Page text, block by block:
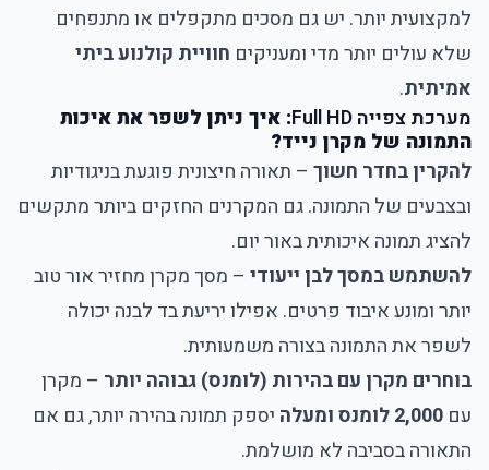
למקצועית יותר. יש גם מסכים מתקפלים או מתנפחים
שלא עולים יותר מדי ומעניקים חוויית קולנוע ביתי
אמיתית.
מערכת צפייה Full HD
: איך ניתן לשפר את איכות
התמונה של מקרן נייד?
להקרין בחדר חשוך – תאורה חיצונית פוגעת בניגודיות
ובצבעים של התמונה. גם המקרנים החזקים ביותר מתקשים
להציג תמונה איכותית באור יום.
להשתמש במסך לבן ייעודי – מסך מקרן מחזיר אור טוב
יותר ומונע איבוד פרטים. אפילו יריעת בד לבנה יכולה
לשפר את התמונה בצורה משמעותית.
בוחרים מקרן עם בהירות (לומנס) גבוהה יותר – מקרן
עם 2,000 לומנס ומעלה
יספק תמונה בהירה יותר, גם אם
התאורה בסביבה לא מושלמת.